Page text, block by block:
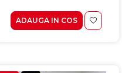
ADAUGA IN COS